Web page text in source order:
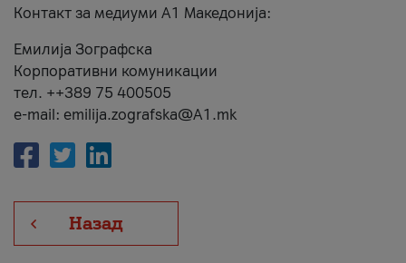
Контакт за медиуми А1 Македонија:
Емилија Зографска
Корпоративни комуникации
тел. ++389 75 400505
e-mail: emilija.zografska@A1.mk
Назад